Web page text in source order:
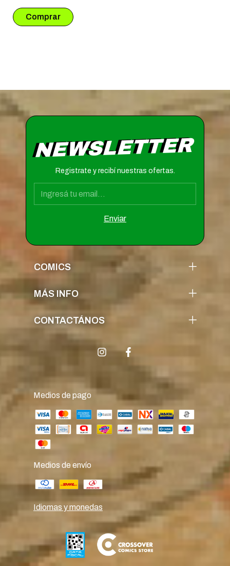
NEWSLETTER
Registrate y recibí nuestras ofertas.
COMICS
MÁS INFO
CONTACTÁNOS
Medios de pago
Medios de envío
Idiomas y monedas